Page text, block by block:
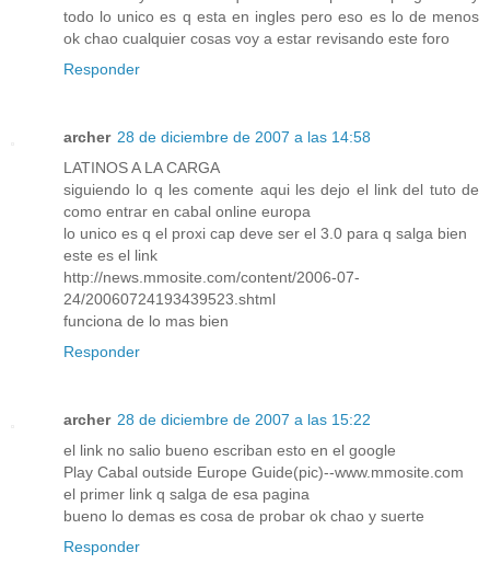
todo lo unico es q esta en ingles pero eso es lo de menos
ok chao cualquier cosas voy a estar revisando este foro
Responder
archer 28 de diciembre de 2007 a las 14:58
LATINOS A LA CARGA
siguiendo lo q les comente aqui les dejo el link del tuto de
como entrar en cabal online europa
lo unico es q el proxi cap deve ser el 3.0 para q salga bien
este es el link
http://news.mmosite.com/content/2006-07-
24/20060724193439523.shtml
funciona de lo mas bien
Responder
archer 28 de diciembre de 2007 a las 15:22
el link no salio bueno escriban esto en el google
Play Cabal outside Europe Guide(pic)--www.mmosite.com
el primer link q salga de esa pagina
bueno lo demas es cosa de probar ok chao y suerte
Responder